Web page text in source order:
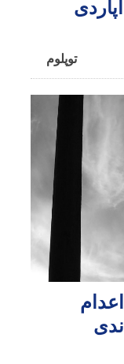
توپلوم
اعدام